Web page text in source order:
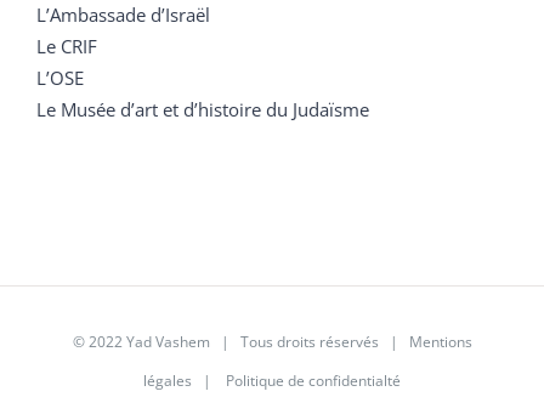
L’Ambassade d’Israël
Le CRIF
L’OSE
Le Musée d’art et d’histoire du Judaïsme
© 2022 Yad Vashem | Tous droits réservés | Mentions
légales | Politique de confidentialté